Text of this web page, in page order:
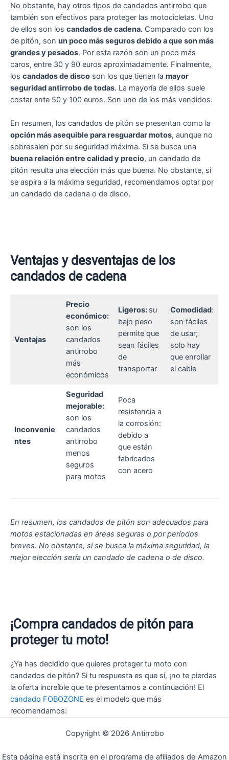
No obstante, hay otros tipos de candados antirrobo que
también son efectivos para proteger las motocicletas. Uno
de ellos son los candados de cadena. Comparado con los
de pitón, son un poco más seguros debido a que son más
grandes y pesados. Por esta razón son un poco más
caros, entre 30 y 90 euros aproximadamente. Finalmente,
los candados de disco son los que tienen la mayor
seguridad antirrobo de todas. La mayoría de ellos suele
costar ente 50 y 100 euros. Son uno de los más vendidos.
En resumen, los candados de pitón se presentan como la
opción más asequible para resguardar motos, aunque no
sobresalen por su seguridad máxima. Si se busca una
buena relación entre calidad y precio, un candado de
pitón resulta una elección más que buena. No obstante, si
se aspira a la máxima seguridad, recomendamos optar por
un candado de cadena o de disco.
Ventajas y desventajas de los
candados de cadena
Ventajas
Precio
económico:
son los
candados
antirrobo
más
económicos
Ligeros: su
bajo peso
permite que
sean fáciles
de
transportar
Comodidad:
son fáciles
de usar;
solo hay
que enrollar
el cable
Inconvenie
ntes
Seguridad
mejorable:
son los
candados
antirrobo
menos
seguros
para motos
Poca
resistencia a
la corrosión:
debido a
que están
fabricados
con acero
En resumen, los candados de pitón son adecuados para
motos estacionadas en áreas seguras o por períodos
breves. No obstante, si se busca la máxima seguridad, la
mejor elección sería un candado de cadena o de disco.
¡Compra candados de pitón para
proteger tu moto!
¿Ya has decidido que quieres proteger tu moto con
candados de pitón? Si tu respuesta es que sí, ¡no te pierdas
la oferta increíble que te presentamos a continuación! El
candado FOBOZONE es el modelo que más
recomendamos:
Copyright © 2026 Antirrobo
Esta página está inscrita en el programa de afiliados de Amazon